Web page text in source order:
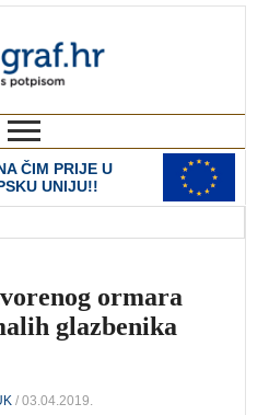
ČIM PRIJE U
UNIJU!!
ormara
glazbenika
/ 03.04.2019.